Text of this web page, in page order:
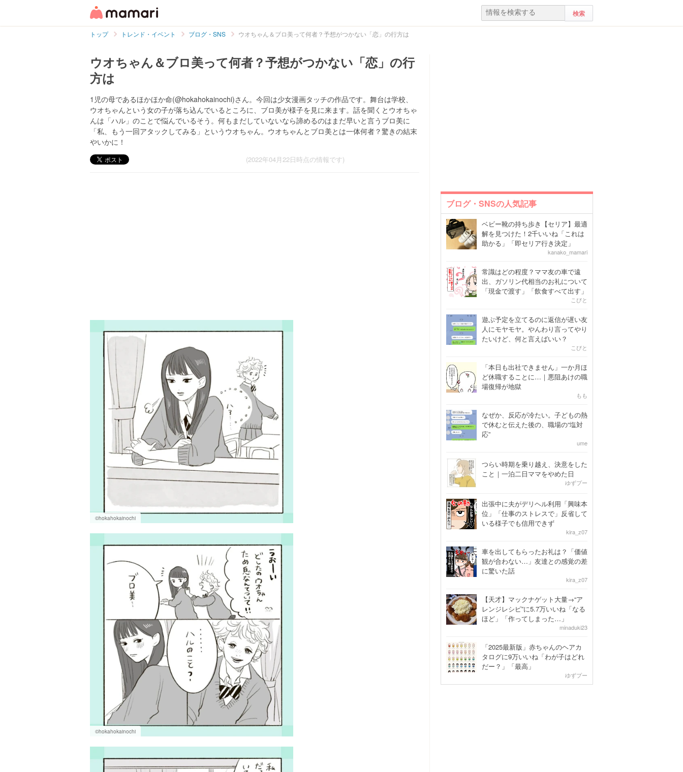
トップ トレンド・イベント ブログ・SNS ウオちゃん＆ブロ美って何者？予想がつかない「恋」の行方は
ウオちゃん＆ブロ美って何者？予想がつかない「恋」の行
方は
1児の母であるほかほか命(@hokahokainochi)さん。今回は少女漫画タッチの作品です。舞台は学校、
ウオちゃんという女の子が落ち込んでいるところに、ブロ美が様子を見に来ます。話を聞くとウオちゃ
んは「ハル」のことで悩んでいるそう。何もまだしていないなら諦めるのはまだ早いと言うブロ美に
「私、もう一回アタックしてみる」というウオちゃん。ウオちゃんとブロ美とは一体何者？驚きの結末
やいかに！
(2022年04月22日時点の情報です)
©hokahokainochi
©hokahokainochi
ブログ・SNSの人気記事
ベビー靴の持ち歩き【セリア】最適
解を見つけた！2千いいね「これは
助かる」「即セリア行き決定」
kanako_mamari
常識はどの程度？ママ友の車で遠
出、ガソリン代相当のお礼について
「現金で渡す」「飲食すべて出す」
こびと
遊ぶ予定を立てるのに返信が遅い友
人にモヤモヤ。やんわり言ってやり
たいけど、何と言えばいい？
こびと
「本日も出社できません」一か月ほ
ど休職することに…｜悪阻あけの職
場復帰が地獄
もも
なぜか、反応が冷たい。子どもの熱
で休むと伝えた後の、職場の“塩対
応”
ume
つらい時期を乗り越え、決意をした
こと｜一泊二日ママをやめた日
ゆずプー
出張中に夫がデリヘル利用「興味本
位」「仕事のストレスで」反省して
いる様子でも信用できず
kira_z07
車を出してもらったお礼は？「価値
観が合わない…」友達との感覚の差
に驚いた話
kira_z07
【天才】マックナゲット大量→“ア
レンジレシピ”に5.7万いいね「なる
ほど」「作ってしまった…」
minaduki23
「2025最新版」赤ちゃんのヘアカ
タログに9万いいね「わが子はどれ
だー？」「最高」
ゆずプー